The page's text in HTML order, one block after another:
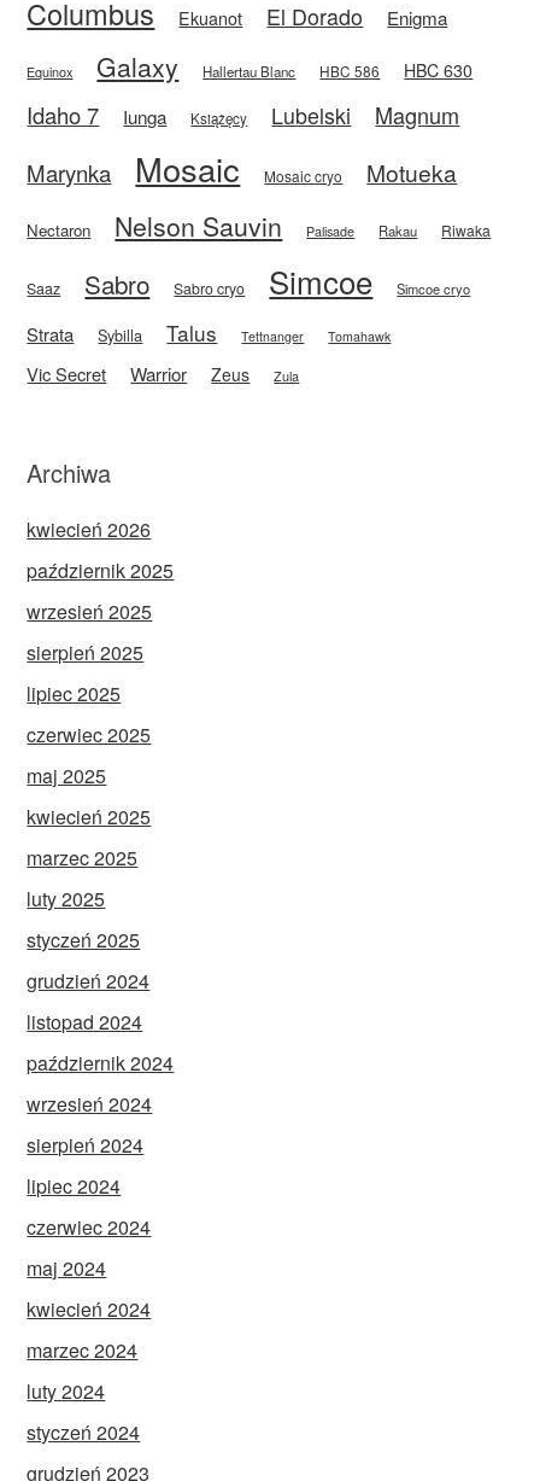
Columbus Ekuanot El Dorado Enigma
Equinox Galaxy Hallertau Blanc HBC 586 HBC 630
Idaho 7 Iunga Książęcy Lubelski
Magnum
Marynka
Mosaic Mosaic cryo Motueka
Nectaron Nelson Sauvin Palisade Rakau Riwaka
Saaz Sabro Sabro cryo Simcoe Simcoe cryo
Strata Sybilla Talus Tettnanger Tomahawk
Vic Secret Warrior Zeus Zula
Archiwa
kwiecień 2026
październik 2025
wrzesień 2025
sierpień 2025
lipiec 2025
czerwiec 2025
maj 2025
kwiecień 2025
marzec 2025
luty 2025
styczeń 2025
grudzień 2024
listopad 2024
październik 2024
wrzesień 2024
sierpień 2024
lipiec 2024
czerwiec 2024
maj 2024
kwiecień 2024
marzec 2024
luty 2024
styczeń 2024
grudzień 2023